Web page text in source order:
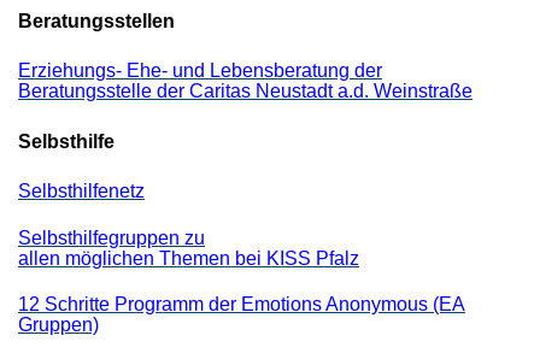
Beratungsstellen
Erziehungs- Ehe- und Lebensberatung der
Beratungsstelle der Caritas Neustadt a.d. Weinstraße
Selbsthilfe
Selbsthilfenetz
Selbsthilfegruppen zu
allen möglichen Themen bei KISS Pfalz
12 Schritte Programm der Emotions Anonymous (EA
Gruppen)